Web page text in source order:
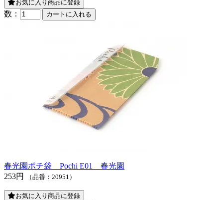
お気に入り商品に登録
数：
春光園ポチ袋 Pochi E01 春光園
253円
（品番：20951）
お気に入り商品に登録